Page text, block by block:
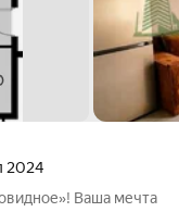
2024
Ваша мечта